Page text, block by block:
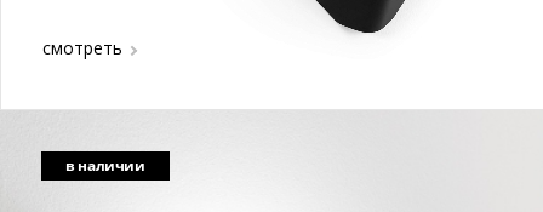
смотреть
в наличии